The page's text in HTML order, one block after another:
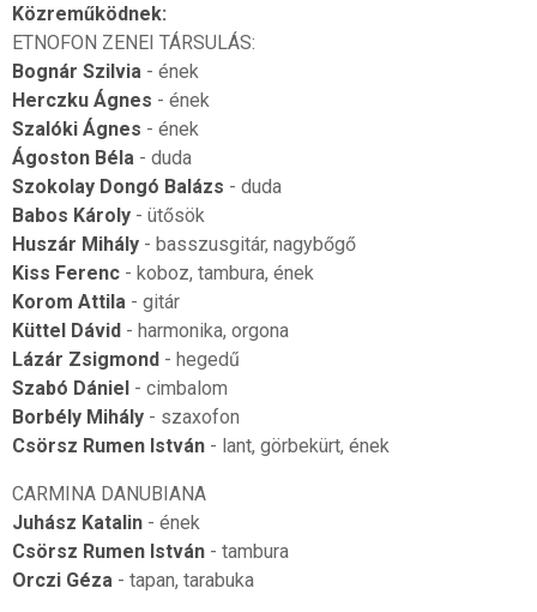
Közreműködnek:
ETNOFON ZENEI TÁRSULÁS:
Bognár Szilvia - ének
Herczku Ágnes - ének
Szalóki Ágnes - ének
Ágoston Béla - duda
Szokolay Dongó Balázs - duda
Babos Károly- ütősök
Huszár Mihály- basszusgitár, nagybőgő
Kiss Ferenc- koboz, tambura, ének
Korom Attila - gitár
Küttel Dávid- harmonika, orgona
Lázár Zsigmond- hegedű
Szabó Dániel- cimbalom
Borbély Mihály- szaxofon
Csörsz Rumen István- lant, görbekürt, ének
CARMINA DANUBIANA
Juhász Katalin- ének
Csörsz Rumen István- tambura
Orczi Géza - tapan, tarabuka